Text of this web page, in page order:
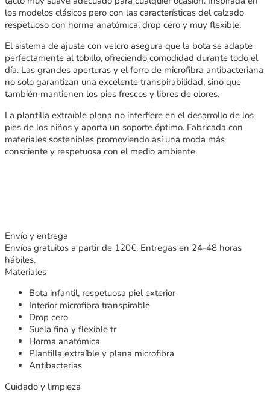
los modelos clásicos pero con las características del calzado
respetuoso con horma anatómica, drop cero y muy flexible.
El sistema de ajuste con velcro asegura que la bota se adapte
perfectamente al tobillo, ofreciendo comodidad durante todo el
día. Las grandes aperturas y el forro de microfibra antibacteriana
no solo garantizan una excelente transpirabilidad, sino que
también mantienen los pies frescos y libres de olores.
La plantilla extraíble plana no interfiere en el desarrollo de los
pies de los niños y aporta un soporte óptimo. Fabricada con
materiales sostenibles promoviendo así una moda más
consciente y respetuosa con el medio ambiente.
Envío y entrega
Envíos gratuitos a partir de 120€. Entregas en 24-48 horas
hábiles.
Materiales
Bota infantil, respetuosa piel exterior
Interior microfibra transpirable
Drop cero
Suela fina y flexible tr
Horma anatómica
Plantilla extraíble y plana microfibra
Antibacterias
Cuidado y limpieza